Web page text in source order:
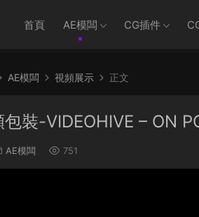
首頁 AE模闆 CG插件
AE模闆 視頻展示 正文
裝-VIDEOHIVE – ON
AE模闆 751